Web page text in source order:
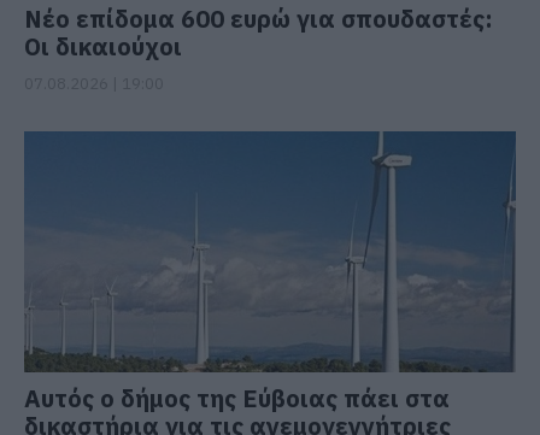
Νέο επίδομα 600 ευρώ για σπουδαστές:
Οι δικαιούχοι
Αυτός ο δήμος της Εύβοιας πάει στα
δικαστήρια για τις ανεμογεννήτριες